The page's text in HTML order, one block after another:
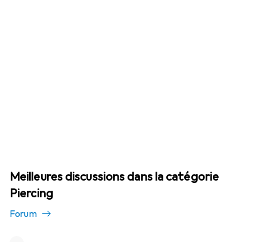
Meilleures discussions dans la catégorie
Piercing
Forum